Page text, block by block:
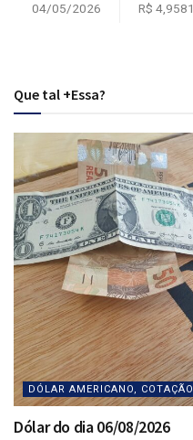
04/05/2026 R$ 4,9581
Que tal +Essa?
DÓLAR AMERICANO, COTAÇÃO
Dólar do dia 06/08/2026